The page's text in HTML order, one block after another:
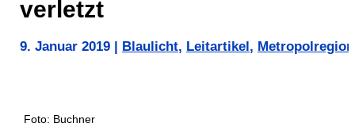
verletzt
9. Januar 2019 Blaulicht, Leitartikel , Metropolregion
Foto: Buchner